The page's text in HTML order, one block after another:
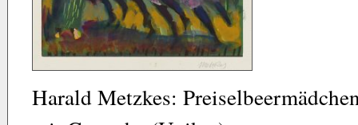
Harald Metzkes: